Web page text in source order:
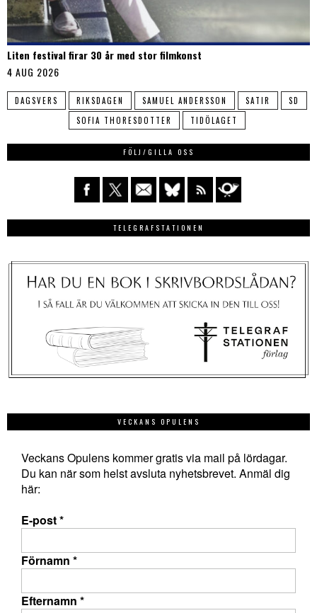
Liten festival firar 30 år med stor filmkonst
4 AUG 2026
DAGSVERS RIKSDAGEN SAMUEL ANDERSSON SATIR
SD
SOFIA THORESDOTTER
TIDÖLAGET
FÖLJ/GILLA OSS
TELEGRAFSTATIONEN
VECKANS OPULENS
Veckans Opulens kommer gratis via mail på lördagar.
Du kan när som helst avsluta nyhetsbrevet. Anmäl dig
här:
E-post*
Förnamn *
Efternamn *